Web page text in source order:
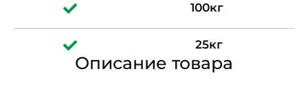
100кг
25кг
Описание товара